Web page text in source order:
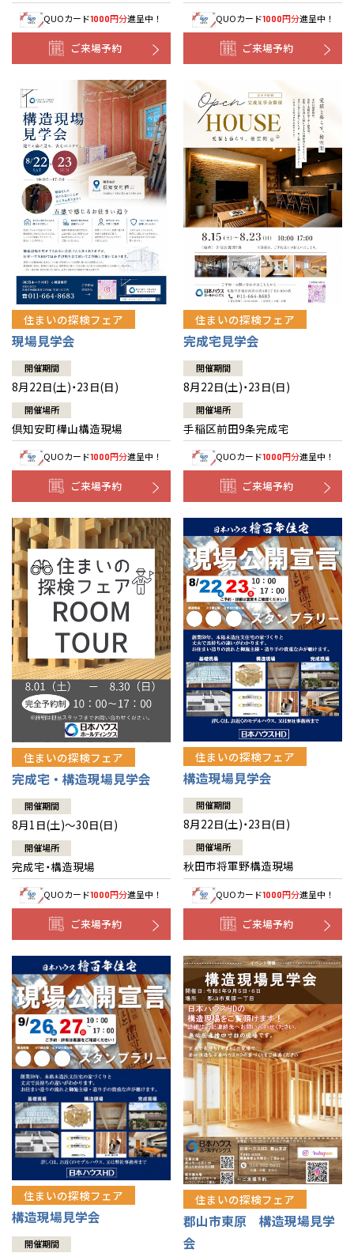
QUOカード1000円分進呈中！
ご来場予約
QUOカード1000円分進呈中！
ご来場予約
住まいの探検フェア
現場見学会
開催期間
8月22日(土)・23日(日)
開催場所
倶知安町樺山構造現場
QUOカード1000円分進呈中！
ご来場予約
住まいの探検フェア
完成宅見学会
開催期間
8月22日(土)・23日(日)
開催場所
手稲区前田9条完成宅
QUOカード1000円分進呈中！
ご来場予約
住まいの探検フェア
完成宅・構造現場見学会
開催期間
8月1日(土)～30日(日)
開催場所
完成宅・構造現場
QUOカード1000円分進呈中！
ご来場予約
住まいの探検フェア
構造現場見学会
開催期間
8月22日(土)・23日(日)
開催場所
秋田市将軍野構造現場
QUOカード1000円分進呈中！
ご来場予約
住まいの探検フェア
構造現場見学会
開催期間
住まいの探検フェア
郡山市東原 構造現場見学
会
全国の展示場
北海道
札幌
道央
道北
道南
道東
東北
青森
秋田
岩手
山形
宮城
福島
甲信越・北陸
新潟
山梨
長野
富山
石川
福井
関東
東京
神奈川
埼玉
千葉
茨城
栃木
群馬
東海
愛知
岐阜
静岡
三重
近畿
大阪
京都
兵庫
奈良
滋賀
和歌山
中国・四国
岡山
香川
愛媛
鳥取
島根
広島
山口
徳島
高知
九州
福岡
佐賀
熊本
大分
宮崎
鹿児島
長崎
沖縄
分譲マンション
※現住所のある都道府県以外の建築予定地の方でも現住所の有るお近
くの展示場又は店舗にお問合せください。移住の計画の方もご相談対
応します。お気軽にご相談ください。
お近くのイベント
北海道
札幌
札幌
小樽
道央
苫小牧千歳
小樽
道北
道南
道東
釧路
東北
青森県
八戸
青森
秋田県
秋田
岩手県
山形県
宮城県
仙台
福島県
会津
甲信越・北陸
新潟県
長岡
山梨県
長野県
富山県
富山
石川県
福井県
福井
関東
東京都
神奈川県
相模
埼玉県
埼玉
千葉県
千葉
柏
茨城県
水戸
栃木県
宇都宮
小山
群馬県
群馬
伊勢崎
東海
愛知県
岐阜県
岐阜
静岡県
三重県
四日市
近畿
大阪府
大阪
京都府
京都
兵庫県
姫路
奈良県
奈良
中国・四国
岡山県
岡山
愛媛県
松山
九州
福岡県
福岡
佐賀県
佐賀
熊本県
熊本
大分県
大分
宮崎県
宮崎
鹿児島県
鹿児島